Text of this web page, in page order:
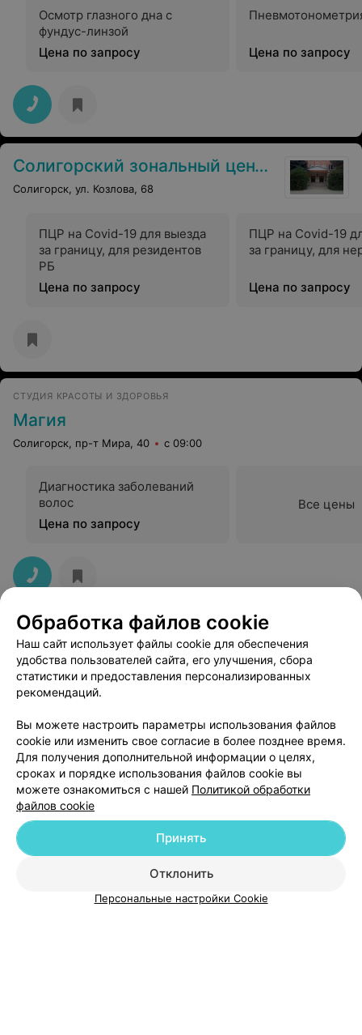
Осмотр глазного дна с
фундус-линзой
Цена по запросу
Цена по запросу
Солигорский зональный центр гигиены и эпидемиологии
Солигорск, ул. Козлова, 68
ПЦР на Covid-19 для выезда
за границу, для резидентов
РБ
Цена по запросу
ПЦР на Covid-19
за
Цена по запросу
СТУДИЯ КРАСОТЫ И ЗДОРОВЬЯ
Магия
Солигорск, пр-т Мира, 40 с 09:00
Диагностика заболеваний
волос
Цена по запросу
Все цены
Солигорская центральная районная больница
Солигорск, ул. Коржа, 1 Выходной
Добавить компанию
Обработка файлов cookie
Наш сайт использует файлы cookie для обеспечения
удобства пользователей сайта, его улучшения, сбора
статистики и предоставления персонализированных
рекомендаций.
Вы можете настроить параметры использования файлов
cookie или изменить свое согласие в более позднее время.
Для получения дополнительной информации о целях,
сроках и порядке использования файлов cookie вы
можете ознакомиться с нашей Политикой обработки
файлов cookie
Отклонить
Принять
Персональные настройки Cookie